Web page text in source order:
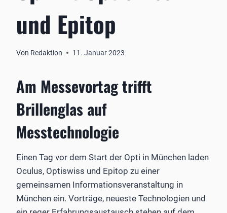
und Epitop
Von Redaktion 11. Januar 2023
Am Messevortag trifft
Brillenglas auf
Messtechnologie
Einen Tag vor dem Start der Opti in München laden
Oculus, Optiswiss und Epitop zu einer
gemeinsamen Informationsveranstaltung in
München ein. Vorträge, neueste Technologien und